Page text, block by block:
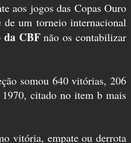
aos jogos das Copas Ouro
de um torneio internacional
da CBFnão os contabilizar
somou 640 vitórias, 206
citado no item b mais
vitória, empate ou derrota